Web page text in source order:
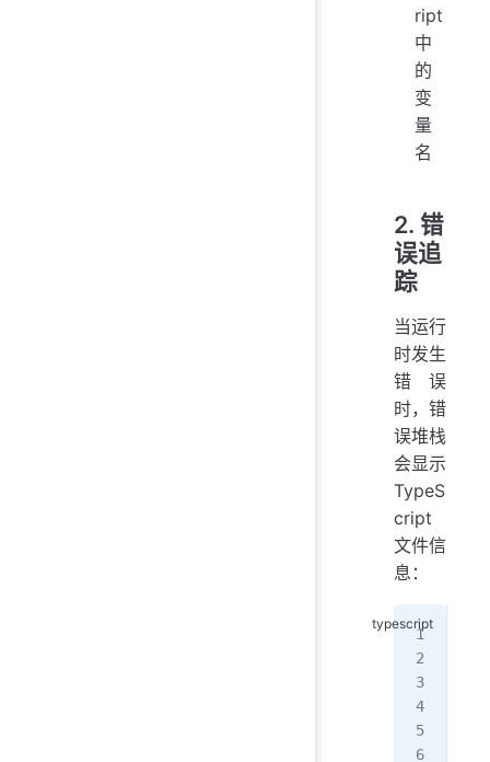
ript
中
的
变
量
名
2. 错
误追
踪
当运行
时发生
错误
时，错
误堆栈
会显示
TypeS
cript
文件信
息：